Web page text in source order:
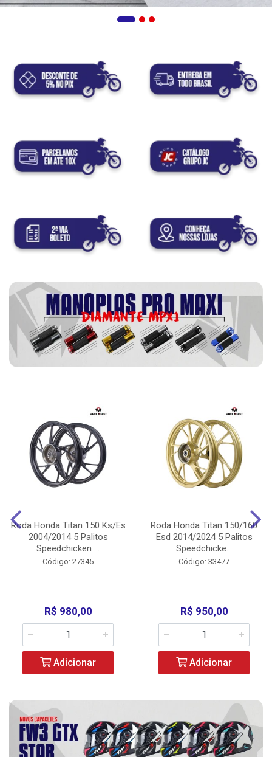
Roda Honda Titan 150 Ks/Es
2004/2014 5 Palitos
Speedchicken ...
Código: 27345
R$ 980,00
Adicionar
Roda Honda Titan 150/160
Esd 2014/2024 5 Palitos
Speedchicke...
Código: 33477
R$ 950,00
Adicionar